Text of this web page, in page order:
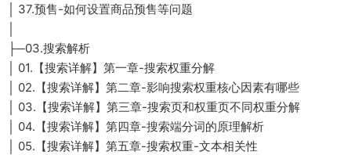
│ 37.预售-如何设置商品预售等问题
├─03.搜索解析
│ 01.【搜索详解】第一章-搜索权重分解
│ 02.【搜索详解】第二章-影响搜索权重核心因素有哪些
│ 03.【搜索详解】第三章-搜索页和权重页不同权重分解
│ 04.【搜索详解】第四章-搜索端分词的原理解析
│ 05.【搜索详解】第五章-搜索权重-文本相关性